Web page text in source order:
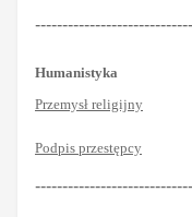
Humanistyka
Przemysł religijny
Podpis przestępcy